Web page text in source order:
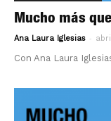
Mucho más
Ana Laura Iglesias -
Con Ana Laura